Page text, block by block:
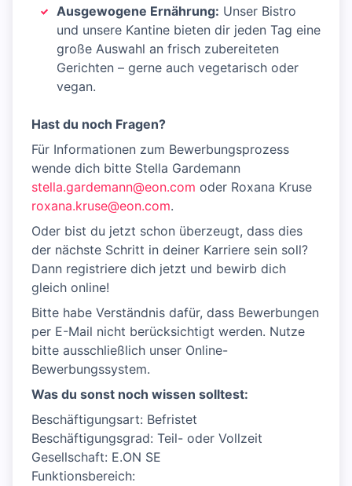
Ausgewogene Ernährung: Unser Bistro
und unsere Kantine bieten dir jeden Tag eine
große Auswahl an frisch zubereiteten
Gerichten – gerne auch vege­tarisch oder
vegan.
Hast du noch Fragen?
Für Informationen zum Bewerbungsprozess
wende dich bitte Stella Gardemann
stella.gardemann@eon.com oder Roxana Kruse
roxana.kruse@eon.com.
Oder bist du jetzt schon überzeugt, dass dies
der nächste Schritt in deiner Karriere sein soll?
Dann registriere dich jetzt und bewirb dich
gleich online!
Bitte habe Verständnis dafür, dass Bewerbungen
per E-Mail nicht berücksichtigt werden. Nutze
bitte ausschließlich unser Online-
Bewerbungssystem.
Was du sonst noch wissen solltest:
Beschäftigungsart: Befristet
Beschäftigungsgrad: Teil- oder Vollzeit
Gesellschaft: E.ON SE
Funktionsbereich: